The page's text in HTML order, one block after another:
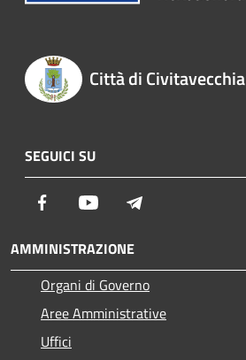
Città di Civitavecchia
SEGUICI SU
Facebook Youtube
AMMINISTRAZIONE
Organi di Governo
Aree Amministrative
Uffici